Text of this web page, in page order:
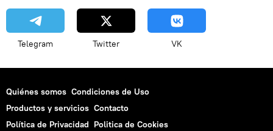
Telegram Twitter VK
Quiénes somos Condiciones de Uso
Productos y servicios Contacto
Política de Privacidad Politica de Cookies